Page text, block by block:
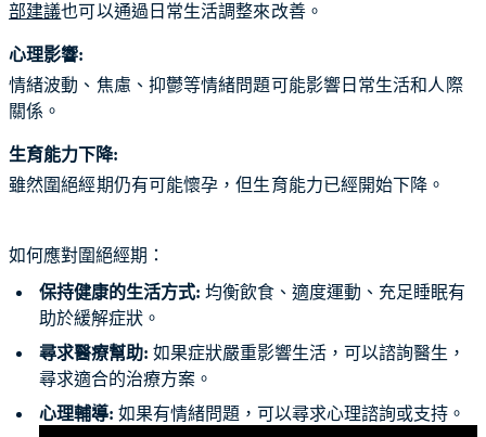
部建議也可以通過日常生活調整來改善。
心理影響:
情緒波動、焦慮、抑鬱等情緒問題可能影響日常生活和人際
關係。
生育能力下降:
雖然圍絕經期仍有可能懷孕，但生育能力已經開始下降。
如何應對圍絕經期：
保持健康的生活方式: 均衡飲食、適度運動、充足睡眠有
助於緩解症狀。
尋求醫療幫助: 如果症狀嚴重影響生活，可以諮詢醫生，
尋求適合的治療方案。
心理輔導: 如果有情緒問題，可以尋求心理諮詢或支持。